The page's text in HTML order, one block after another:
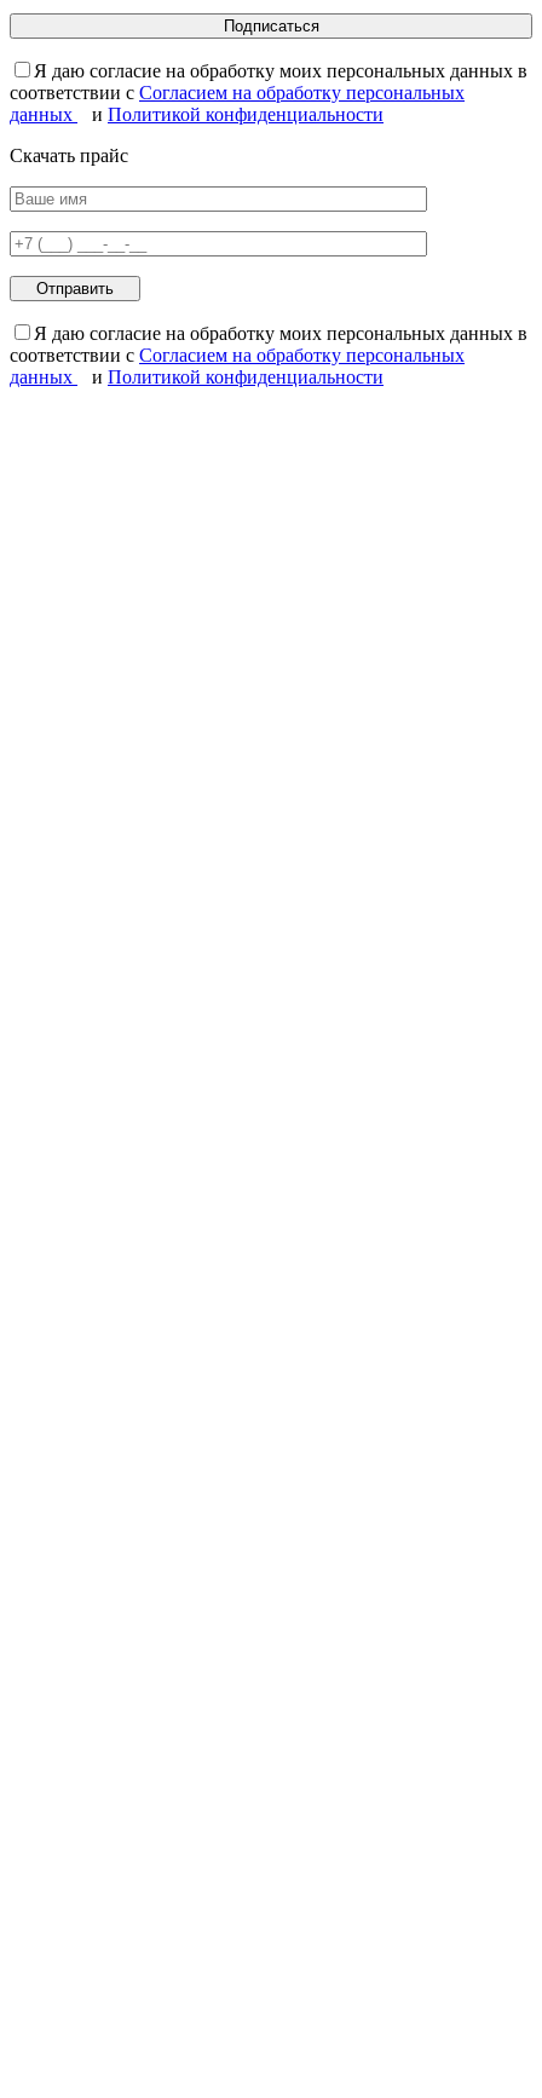
Я даю согласие на обработку моих персональных данных в
соответствии с Согласием на обработку персональных
данных
и Политикой конфиденциальности
Скачать прайс
Я даю согласие на обработку моих персональных данных в
соответствии с Согласием на обработку персональных
данных
и Политикой конфиденциальности